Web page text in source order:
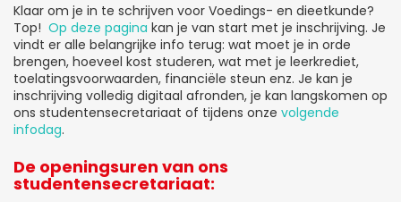
Klaar om je in te schrijven voor Voedings- en dieetkunde?
Top! Op deze pagina kan je van start met je inschrijving. Je
vindt er alle belangrijke info terug: wat moet je in orde
brengen, hoeveel kost studeren, wat met je leerkrediet,
toelatingsvoorwaarden, financiële steun enz. Je kan je
inschrijving volledig digitaal afronden, je kan langskomen op
ons studentensecretariaat of tijdens onze volgende
infodag.
De openingsuren van ons
studentensecretariaat: